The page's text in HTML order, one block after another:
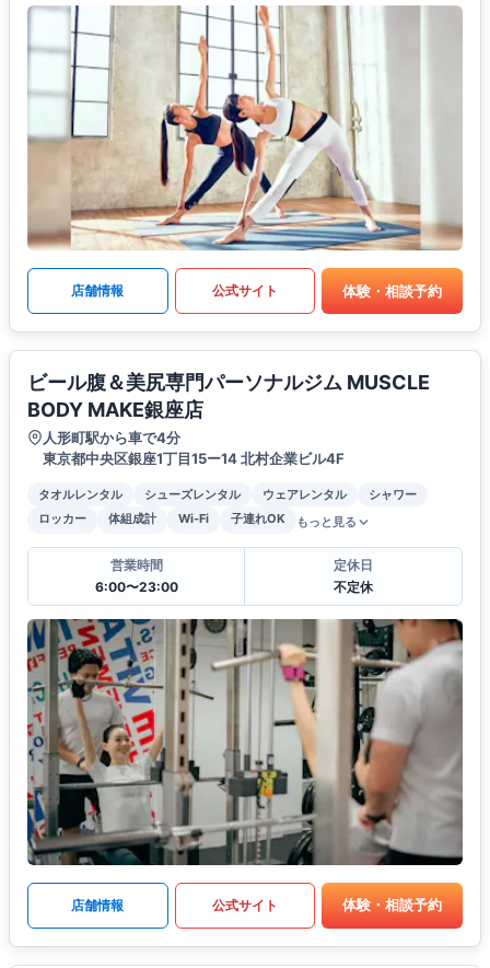
店舗情報 公式サイト 体験・相談予約
ビール腹＆美尻専門パーソナルジム MUSCLE
BODY MAKE銀座店
人形町駅から車で4分
東京都中央区銀座1丁目15ー14 北村企業ビル4F
タオルレンタル シューズレンタル ウェアレンタル
シャワー
ロッカー
体組成計 Wi-Fi 子連れOK もっと見る
営業時間
6:00〜23:00
定休日
不定休
店舗情報 公式サイト 体験・相談予約